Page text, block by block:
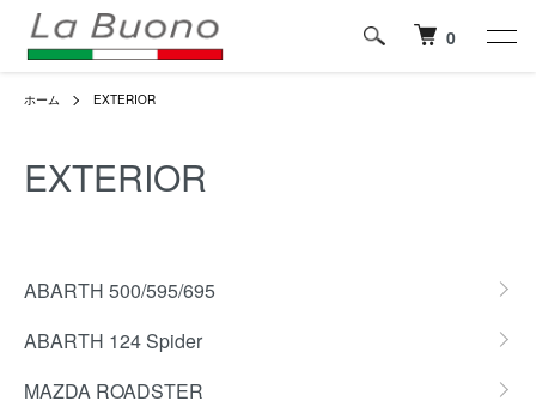
0
ホーム EXTERIOR
EXTERIOR
ABARTH 500/595/695
ABARTH 124 Spider
MAZDA ROADSTER